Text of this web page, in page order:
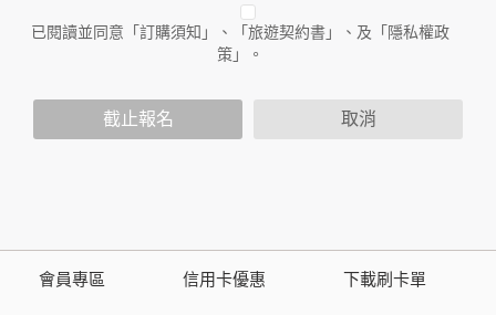
務時收集到的身份識別資料，也包括本公司如何處理在商業合
作與本公司合作時分享的任何身份識別資料。隱私權保護政策
不適用於本公司以外的公司或網站群，與非本站所僱用或管理
放連結的廠商也可能蒐集您個人的資料。對於您主動提供的個
人資訊，這些廣告廠商或連結網站有其個別的隱私權保護政
策，其資料處理措施不適用於本公司隱私權保護政策。
資料的蒐集與使用方式:
已閱讀並同意「訂購須知」、「旅遊契約書」、及「隱私權政
策」。
截止報名 取消
會員專區 信用卡優惠 下載刷卡單